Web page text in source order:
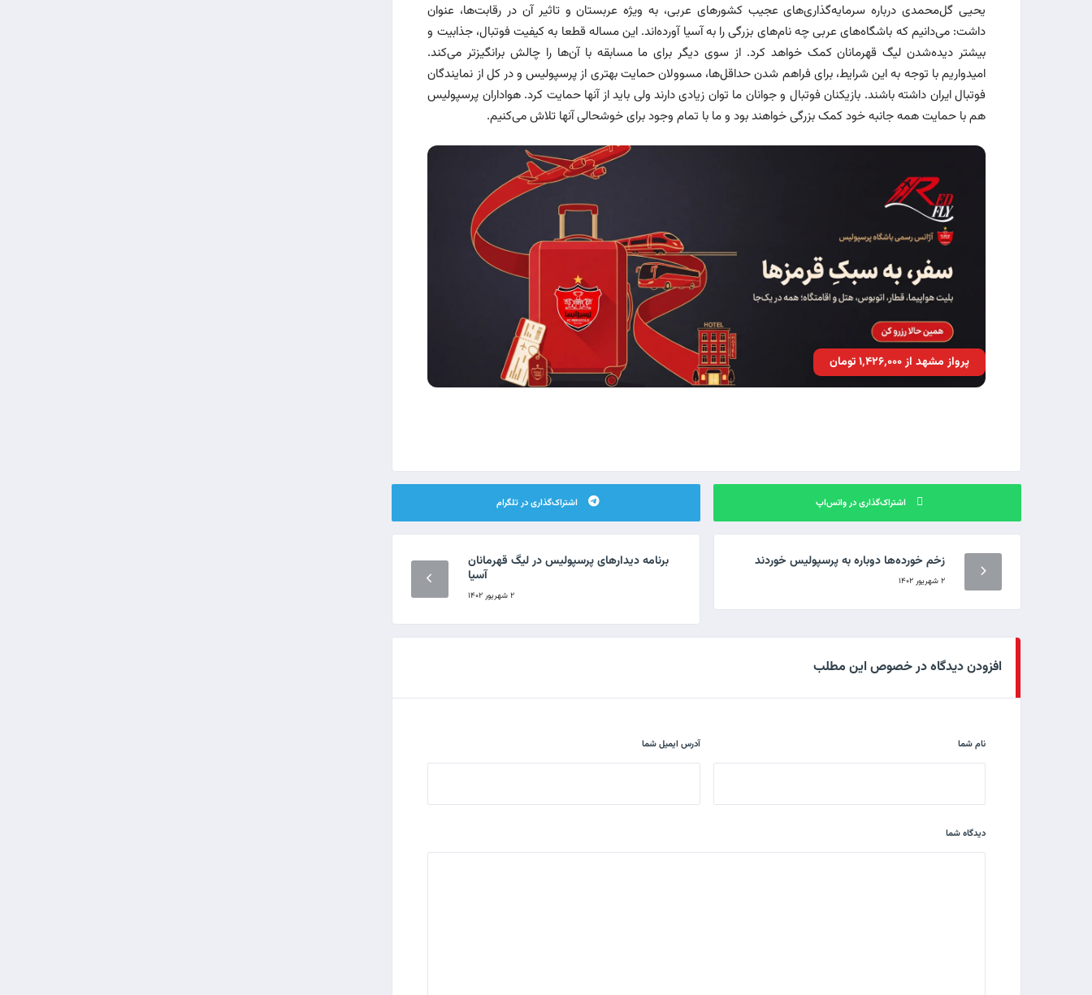
یحیی گل‌محمدی درباره سرمایه‌گذاری‌های عجیب کشورهای عربی، به ویژه عربستان و تاثیر آن در رقابت‌ها، عنوان
داشت: می‌دانیم که باشگاه‌های عربی چه نام‌های بزرگی را به آسیا آورده‌اند. این مساله قطعا به کیفیت فوتبال، جذابیت و
بیشتر دیده‌شدن لیگ قهرمانان کمک خواهد کرد. از سوی دیگر برای ما مسابقه با آن‌ها را چالش برانگیزتر می‌کند.
امیدواریم با توجه به این شرایط، برای فراهم شدن حداقل‌ها، مسوولان حمایت بهتری از پرسپولیس و در کل از نمایندگان
فوتبال ایران داشته باشند. بازیکنان فوتبال و جوانان ما توان زیادی دارند ولی باید از آنها حمایت کرد. هواداران پرسپولیس
هم با حمایت همه جانبه خود کمک بزرگی خواهند بود و ما با تمام وجود برای خوشحالی آنها تلاش می‌کنیم.
پرواز مشهد از ۱٬۴۲۶٬۰۰۰ تومان
اشتراک‌گذاری در واتس‌اپ اشتراک‌گذاری در تلگرام
زخم خورده‌ها دوباره به پرسپولیس خوردند
۲ شهریور ۱۴۰۲
برنامه دیدارهای پرسپولیس در لیگ قهرمانان
آسیا
۲ شهریور ۱۴۰۲
افزودن دیدگاه در خصوص این مطلب
نام شما آدرس ایمیل شما
دیدگاه شما